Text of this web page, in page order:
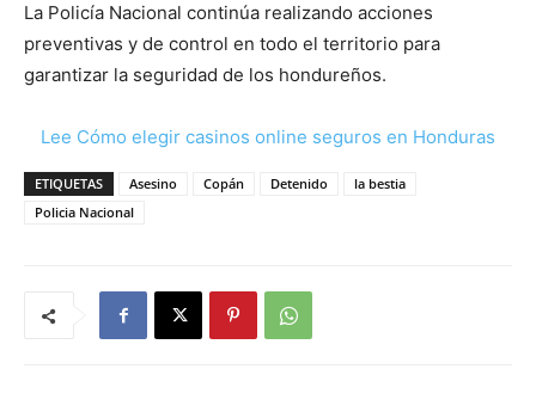
La Policía Nacional continúa realizando acciones
preventivas y de control en todo el territorio para
garantizar la seguridad de los hondureños.
Lee Cómo elegir casinos online seguros en Honduras
ETIQUETAS Asesino Copán Detenido
la bestia
Policia Nacional